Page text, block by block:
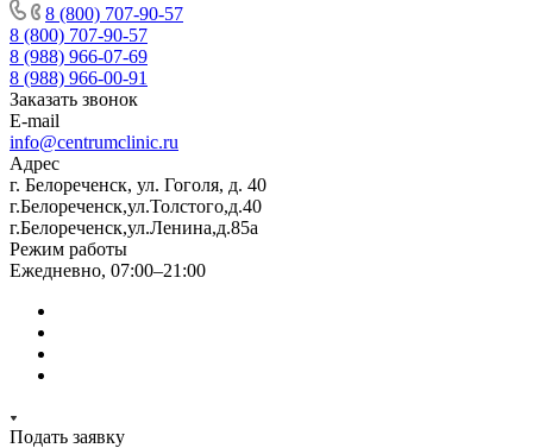
8 (800) 707-90-57
8 (800) 707-90-57
8 (988) 966-07-69
8 (988) 966-00-91
Заказать звонок
E-mail
info@centrumclinic.ru
Адрес
г. Белореченск, ул. Гоголя, д. 40
г.Белореченск,ул.Толстого,д.40
г.Белореченск,ул.Ленина,д.85а
Режим работы
Ежедневно, 07:00–21:00
Подать заявку